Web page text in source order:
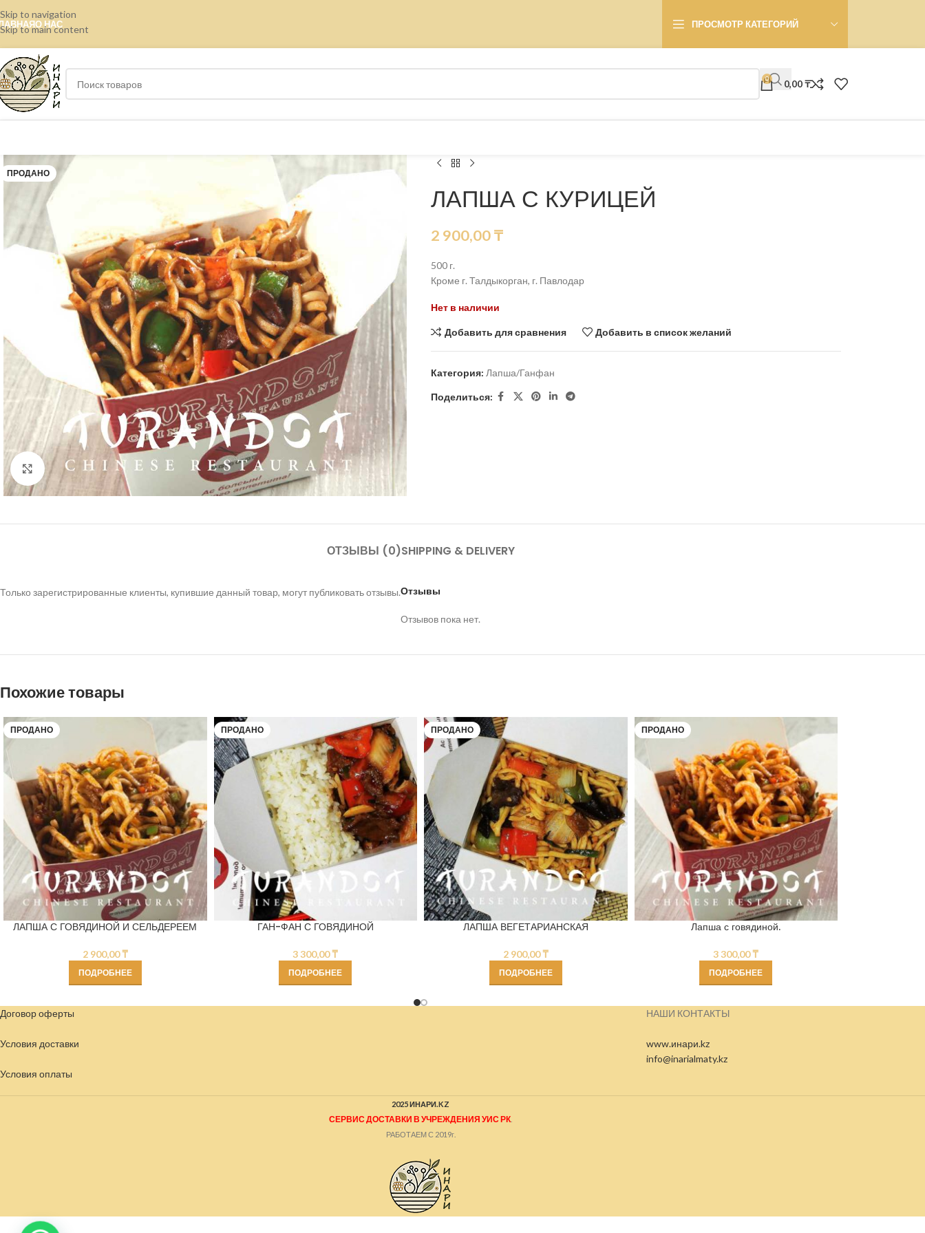
Skip to navigation
Skip to main content
О НАС ПРОСМОТР КАТЕГОРИЙ
0 0,00₸
ПРОДАНО
Нажмите, чтобы увеличить
ЛАПША С КУРИЦЕЙ
2 900,00₸
500 г.
Кроме г. Талдыкорган, г. Павлодар
Нет в наличии
Добавить для сравнения Добавить в список желаний
Категория: Лапша/Ганфан
Поделиться:
ОТЗЫВЫ (0)SHIPPING & DELIVERY
Отзывы
Отзывов пока нет.
Только зарегистрированные клиенты, купившие данный товар, могут публиковать отзывы.
Похожие товары
ПРОДАНО
ЛАПША С ГОВЯДИНОЙ И СЕЛЬДЕРЕЕМ
2 900,00₸
ПОДРОБНЕЕ
ПРОДАНО
ГАН-ФАН С ГОВЯДИНОЙ
3 300,00₸
ПОДРОБНЕЕ
ПРОДАНО
ЛАПША ВЕГЕТАРИАНСКАЯ
2 900,00₸
ПОДРОБНЕЕ
ПРОДАНО
Лапша с говядиной.
3 300,00₸
ПОДРОБНЕЕ
Договор оферты
Условия доставки
Условия оплаты
НАШИ КОНТАКТЫ
www.инари.kz
info@inarialmaty.kz
2025 ИНАРИ.KZ
СЕРВИС ДОСТАВКИ В УЧРЕЖДЕНИЯ УИС РК
РАБОТАЕМ С 2019г.